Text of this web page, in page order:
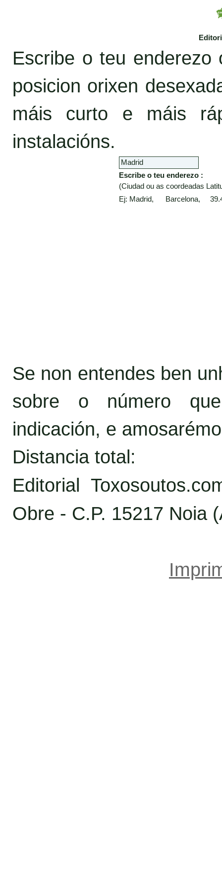
Escribe o teu
posicion orixen
máis curto e máis
instalacións.
Escribe o teu enderezo :
(Ciudad ou as coordeadas
Ej: Madrid, Barcelona,
Se non entendes ben
sobre o número
indicación, e
Distancia total:
Editorial
Obre - C.P. 15217 Noia